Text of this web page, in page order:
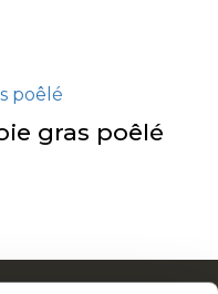
gras poêlé